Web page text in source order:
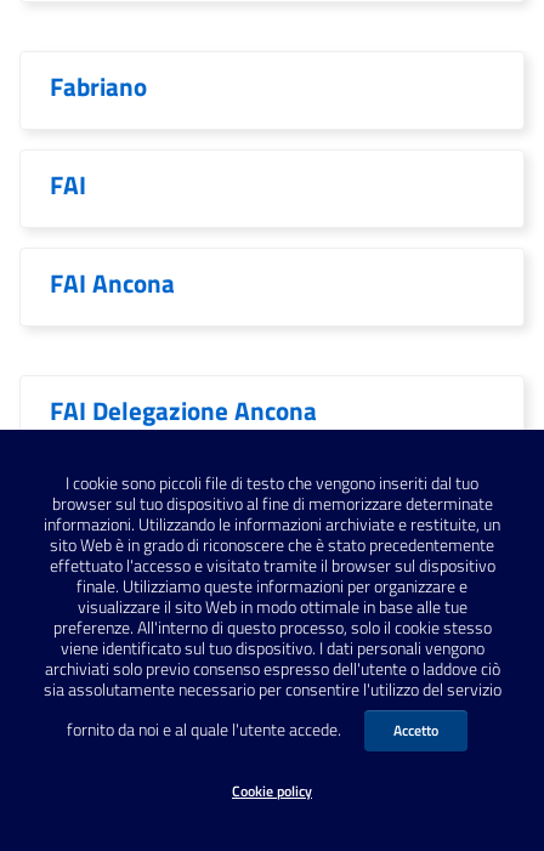
I cookie sono piccoli file di testo che vengono inseriti dal tuo
browser sul tuo dispositivo al fine di memorizzare determinate
informazioni. Utilizzando le informazioni archiviate e restituite, un
sito Web è in grado di riconoscere che è stato precedentemente
effettuato l'accesso e visitato tramite il browser sul dispositivo
finale. Utilizziamo queste informazioni per organizzare e
visualizzare il sito Web in modo ottimale in base alle tue
preferenze. All'interno di questo processo, solo il cookie stesso
viene identificato sul tuo dispositivo. I dati personali vengono
archiviati solo previo consenso espresso dell'utente o laddove ciò
sia assolutamente necessario per consentire l'utilizzo del servizio
fornito da noi e al quale l'utente accede.
Accetto
Cookie policy
Fabriano
FAI
FAI Ancona
FAI Delegazione Ancona
Falerio Picenus
Falerone
Fano